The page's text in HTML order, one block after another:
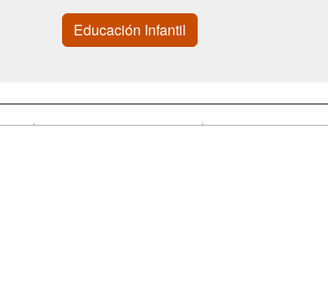
Educación Infantil